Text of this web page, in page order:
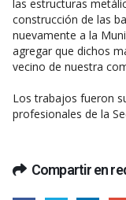
las estructuras
construcción de las
nuevamente a la
agregar que dichos
vecino de nuestra
Los trabajos fueron
profesionales de la
Compartir en